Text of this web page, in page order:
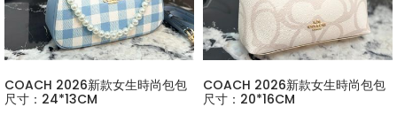
COACH 2026新款女生時尚包包
尺寸：24*13CM
COACH 2026新款女生時尚包包
尺寸：20*16CM